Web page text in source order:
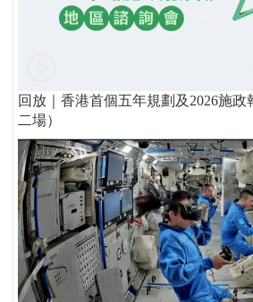
回放｜香港首個五年規劃及2026施
二場）